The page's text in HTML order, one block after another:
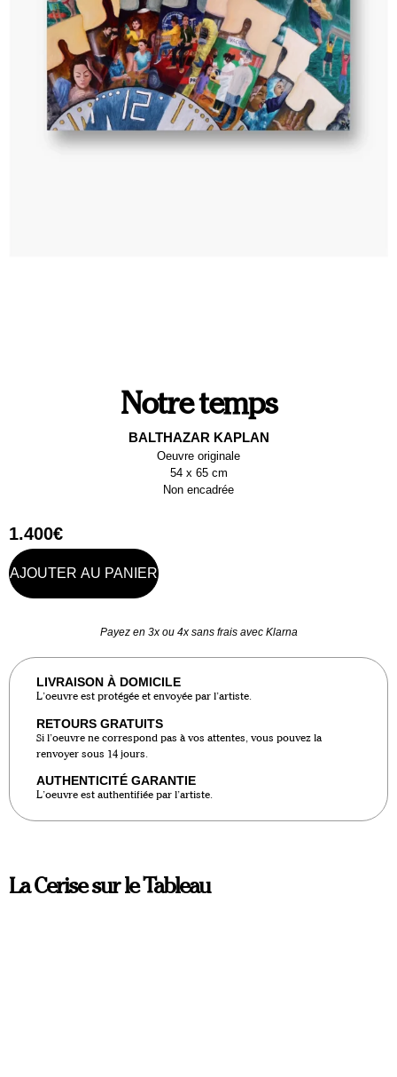
Notre temps
BALTHAZAR KAPLAN
Oeuvre originale
54 x 65 cm
Non encadrée
1.400€
AJOUTER AU PANIER
Payez en 3x ou 4x sans frais avec Klarna
LIVRAISON À DOMICILE
L’oeuvre est protégée et envoyée par l’artiste.
RETOURS GRATUITS
Si l’oeuvre ne correspond pas à vos attentes, vous pouvez la
renvoyer sous 14 jours.
AUTHENTICITÉ GARANTIE
L’oeuvre est authentifiée par l’artiste.
La Cerise sur le Tableau